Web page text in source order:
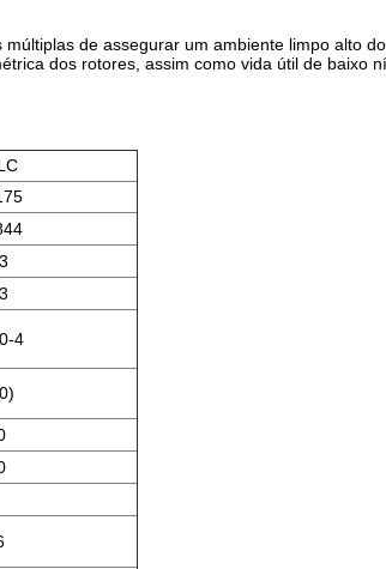
de assegurar um ambiente limpo alto
dos rotores, assim como vida útil de baixo
4